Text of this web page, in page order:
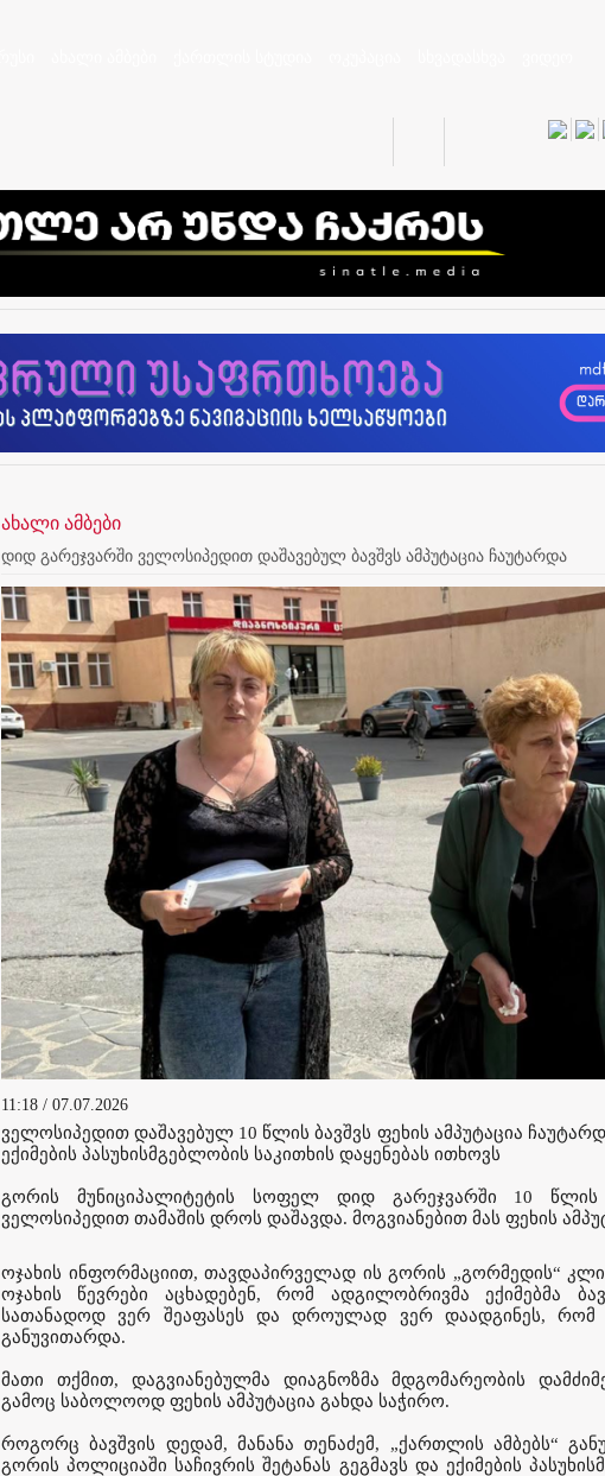
ახალი ამბები
დიდ გარეჯვარში ველოსიპედით დაშავებულ ბავშვს ამპუტაცია ჩაუტარდა
11:18 / 07.07.2026
ველოსიპედით დაშავებულ 10 წლის ბავშვს ფეხის ამპუტაცია
ექიმების პასუხისმგებლობის საკითხის დაყენებას ითხოვს
გორის მუნიციპალიტეტის სოფელ დიდ გარეჯვარში 10
ველოსიპედით თამაშის დროს დაშავდა. მოგვიანებით მას ფეხის
ოჯახის ინფორმაციით, თავდაპირველად ის გორის „გორმედის“
ოჯახის წევრები აცხადებენ, რომ ადგილობრივმა ექიმებმა
სათანადოდ ვერ შეაფასეს და დროულად ვერ დაადგინეს, რომ
განუვითარდა.
მათი თქმით, დაგვიანებულმა დიაგნოზმა მდგომარეობის
გამოც საბოლოოდ ფეხის ამპუტაცია გახდა საჭირო.
როგორც ბავშვის დედამ, მანანა თენაძემ, „ქართლის ამბებს“
გორის პოლიციაში საჩივრის შეტანას გეგმავს და ექიმების